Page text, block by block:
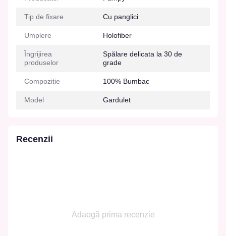
Tip de fixare Cu panglici
Umplere Holofiber
Îngrijirea
produselor
Spălare delicata la 30 de
grade
Compozitie 100% Bumbac
Model Gardulet
Recenzii
Adaogă prima recenzie